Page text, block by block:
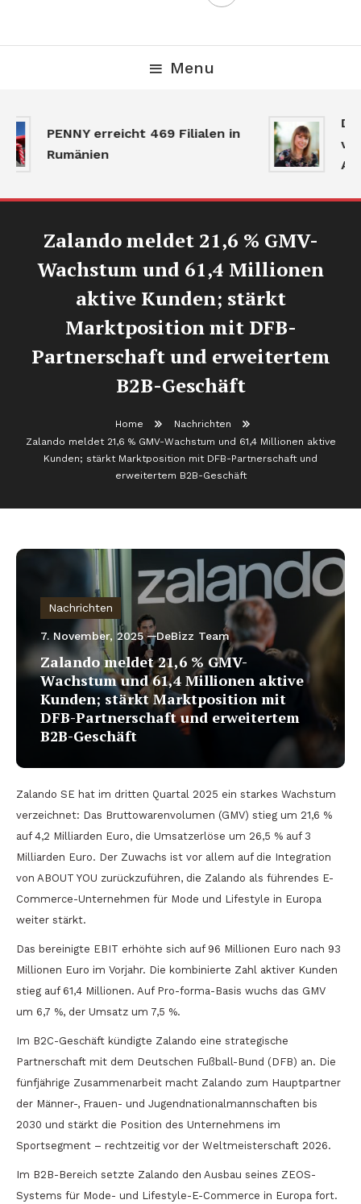
Menu
PENNY erreicht 469 Filialen in
Rumänien
Zalando meldet 21,6 % GMV-
Wachstum und 61,4 Millionen
aktive Kunden; stärkt
Marktposition mit DFB-
Partnerschaft und erweitertem
B2B-Geschäft
Home
Nachrichten
Zalando meldet 21,6 % GMV-Wachstum und 61,4 Millionen aktive
Kunden; stärkt Marktposition mit DFB-Partnerschaft und
erweitertem B2B-Geschäft
Nachrichten
7. November, 2025 DeBizz Team
Zalando meldet 21,6 % GMV-
Wachstum und 61,4 Millionen aktive
Kunden; stärkt Marktposition mit
DFB-Partnerschaft und erweitertem
B2B-Geschäft
Zalando SE hat im dritten Quartal 2025 ein starkes Wachstum
verzeichnet: Das Bruttowarenvolumen (GMV) stieg um 21,6 %
auf 4,2 Milliarden Euro, die Umsatzerlöse um 26,5 % auf 3
Milliarden Euro. Der Zuwachs ist vor allem auf die Integration
von ABOUT YOU zurückzuführen, die Zalando als führendes E-
Commerce-Unternehmen für Mode und Lifestyle in Europa
weiter stärkt.
Das bereinigte EBIT erhöhte sich auf 96 Millionen Euro nach 93
Millionen Euro im Vorjahr. Die kombinierte Zahl aktiver Kunden
stieg auf 61,4 Millionen. Auf Pro-forma-Basis wuchs das GMV
um 6,7 %, der Umsatz um 7,5 %.
Im B2C-Geschäft kündigte Zalando eine strategische
Partnerschaft mit dem Deutschen Fußball-Bund (DFB) an. Die
fünfjährige Zusammenarbeit macht Zalando zum Hauptpartner
der Männer-, Frauen- und Jugendnationalmannschaften bis
2030 und stärkt die Position des Unternehmens im
Sportsegment – rechtzeitig vor der Weltmeisterschaft 2026.
Im B2B-Bereich setzte Zalando den Ausbau seines ZEOS-
Systems für Mode- und Lifestyle-E-Commerce in Europa fort.